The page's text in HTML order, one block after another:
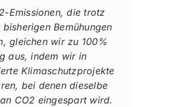
Emissionen, die trotz
bisherigen Bemühungen
gleichen wir zu 100%
aus, indem wir in
Klimaschutzprojekte
bei denen dieselbe
CO2 eingespart wird.